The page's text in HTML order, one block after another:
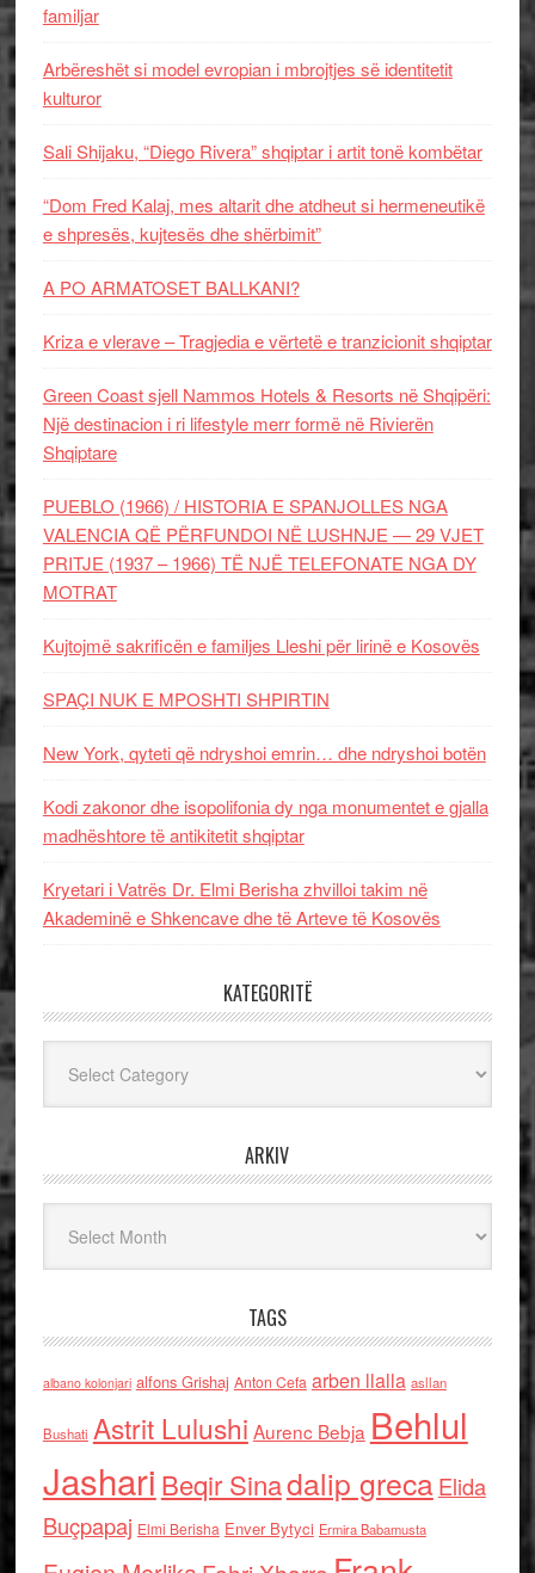
familjar
Arbëreshët si model evropian i mbrojtjes së identitetit
kulturor
Sali Shijaku, “Diego Rivera” shqiptar i artit tonë kombëtar
“Dom Fred Kalaj, mes altarit dhe atdheut si hermeneutikë
e shpresës, kujtesës dhe shërbimit”
A PO ARMATOSET BALLKANI?
Kriza e vlerave – Tragjedia e vërtetë e tranzicionit shqiptar
Green Coast sjell Nammos Hotels & Resorts në Shqipëri:
Një destinacion i ri lifestyle merr formë në Rivierën
Shqiptare
PUEBLO (1966) / HISTORIA E SPANJOLLES NGA
VALENCIA QË PËRFUNDOI NË LUSHNJE — 29 VJET
PRITJE (1937 – 1966) TË NJË TELEFONATE NGA DY
MOTRAT
Kujtojmë sakrificën e familjes Lleshi për lirinë e Kosovës
SPAÇI NUK E MPOSHTI SHPIRTIN
New York, qyteti që ndryshoi emrin… dhe ndryshoi botën
Kodi zakonor dhe isopolifonia dy nga monumentet e gjalla
madhështore të antikitetit shqiptar
Kryetari i Vatrës Dr. Elmi Berisha zhvilloi takim në
Akademinë e Shkencave dhe të Arteve të Kosovës
KATEGORITË
ARKIV
TAGS
albano kolonjari alfons Grishaj Anton Cefa arben llalla asllan
Bushati Astrit Lulushi Aurenc Bebja Behlul
Jashari Beqir Sinadalip grecaElida
Buçpapaj Elmi Berisha Enver Bytyci Ermira Babamusta